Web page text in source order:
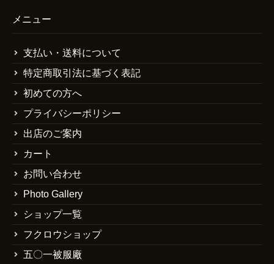
メニュー
支払い・送料について
特定商取引法に基づく表記
初めての方へ
プライバシーポリシー
出店のご案内
カート
お問い合わせ
Photo Gallery
ショップ一覧
フクロウショップ
五〇一被服廠